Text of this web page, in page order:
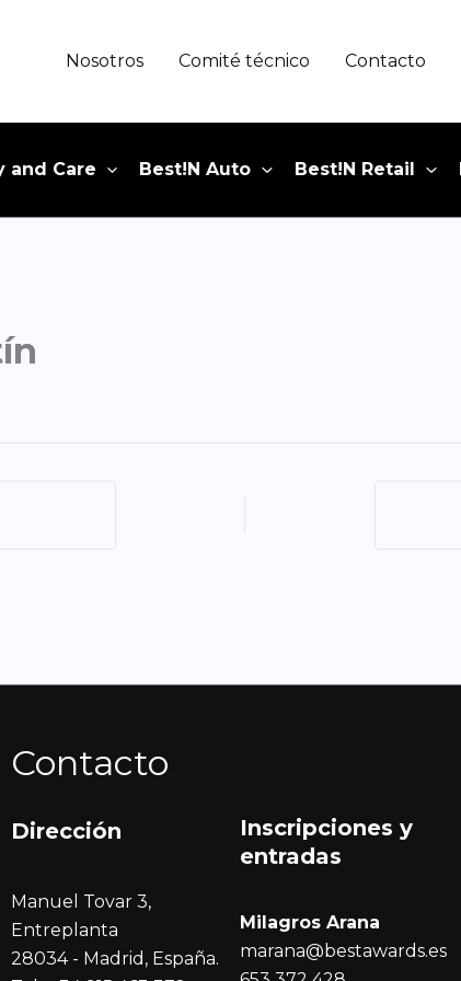
Nosotros Comité técnico Contacto
and Care Best!N Auto Best!N Retail
Contacto
Dirección
Manuel Tovar 3,
Entreplanta
28034 - Madrid, España.
Inscripciones y
entradas
Milagros Arana
marana@bestawards.es